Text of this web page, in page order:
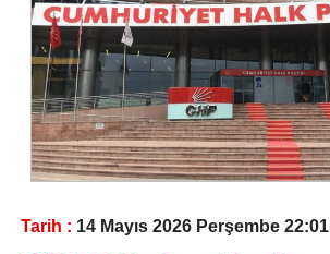
Tarih : 14 Mayıs 2026 Perşembe 22:01